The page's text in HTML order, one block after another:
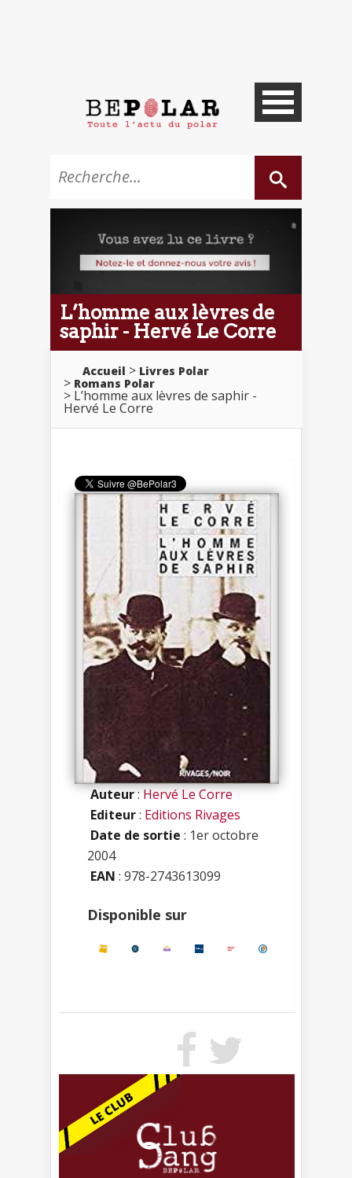
L’homme aux lèvres de
saphir - Hervé Le Corre
Accueil
Livres Polar
Romans Polar
L’homme aux lèvres de saphir -
Hervé Le Corre
Auteur:Hervé Le Corre
Editeur: Editions Rivages
Date de sortie : 1er octobre
2004
EAN : 978-2743613099
Disponible sur